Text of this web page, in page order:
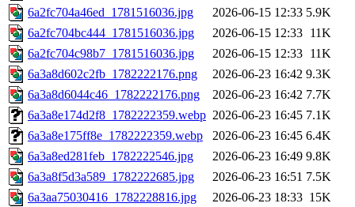
6a2fc704a46ed_1781516036.jpg
2026-06-15 12:33 5.9K
6a2fc704bc444_1781516036.jpg
2026-06-15 12:33 11K
6a2fc704c98b7_1781516036.jpg
2026-06-15 12:33 11K
6a3a8d602c2fb_1782222176.png
2026-06-23 16:42 9.3K
6a3a8d6044c46_1782222176.png
2026-06-23 16:42 7.7K
6a3a8e174d2f8_1782222359.webp 2026-06-23 16:45 7.1K
6a3a8e175ff8e_1782222359.webp
2026-06-23 16:45 6.4K
6a3a8ed281feb_1782222546.jpg
2026-06-23 16:49 9.8K
6a3a8f5d3a589_1782222685.jpg
2026-06-23 16:51 7.5K
6a3aa75030416_1782228816.jpg
2026-06-23 18:33 15K